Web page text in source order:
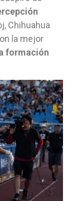
Chihuahua
la mejor
formación